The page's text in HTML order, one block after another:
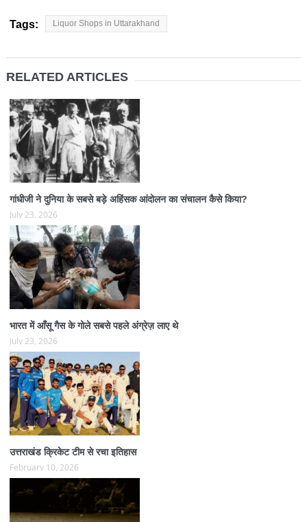
Tags: Liquor Shops in Uttarakhand
RELATED ARTICLES
गांधीजी ने दुनिया के सबसे बड़े अहिंसक आंदोलन का संचालन कैसे किया?
July 23, 2026
भारत में आँसू गैस के गोले सबसे पहले अंग्रेज़ लाए थे
July 23, 2026
उत्तराखंड क्रिकेट टीम से रचा इतिहास
February 10, 2026